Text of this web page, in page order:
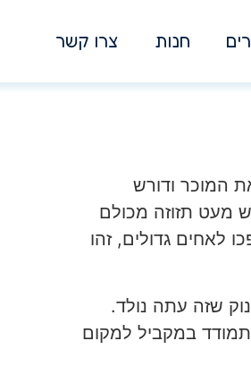
חנות צרו קשר
המוכר ודורש
מעט תזוזה מכולם
לאחים גדולים, זהו
שזה עתה נולד.
במקביל למקום